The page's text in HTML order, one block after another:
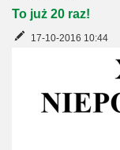
To już 20 raz!
17-10-2016 10:44